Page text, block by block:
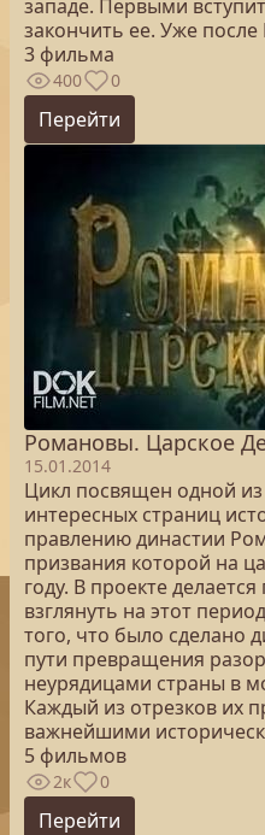
западе. Первыми
закончить ее. Уже
3 фильма
400 0
Перейти
Романовы. Царское
15.01.2014
Цикл посвящен одной
интересных страниц
правлению династии
призвания которой на
году. В проекте
взглянуть на этот
того, что было сделано
пути превращения
неурядицами страны в
Каждый из отрезков их
важнейшими
5 фильмов
2к 0
Перейти